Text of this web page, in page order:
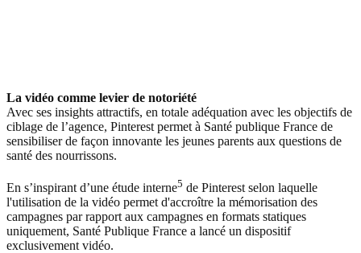
La vidéo comme levier de notoriété
Avec ses insights attractifs, en totale adéquation avec les objectifs de
ciblage de l’agence, Pinterest permet à Santé publique France de
sensibiliser de façon innovante les jeunes parents aux questions de
santé des nourrissons.
En s’inspirant d’une étude interne5 de Pinterest selon laquelle
l'utilisation de la vidéo permet d'accroître la mémorisation des
campagnes par rapport aux campagnes en formats statiques
uniquement, Santé Publique France a lancé un dispositif
exclusivement vidéo.